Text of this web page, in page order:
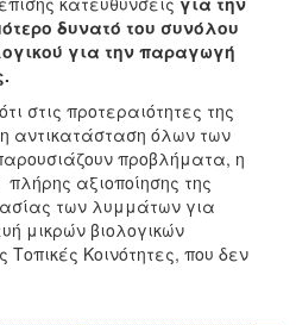
δυνατό του συνόλου
για την παραγωγή
στις προτεραιότητες της
αντικατάσταση όλων των
προβλήματα, η
αξιοποίησης της
των λυμμάτων για
μικρών βιολογικών
Κοινότητες, που δεν